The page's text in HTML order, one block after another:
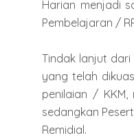
Harian menjadi
Pembelajaran /
Tindak lanjut
yang telah
penilaian /
sedangkan
Remidial.